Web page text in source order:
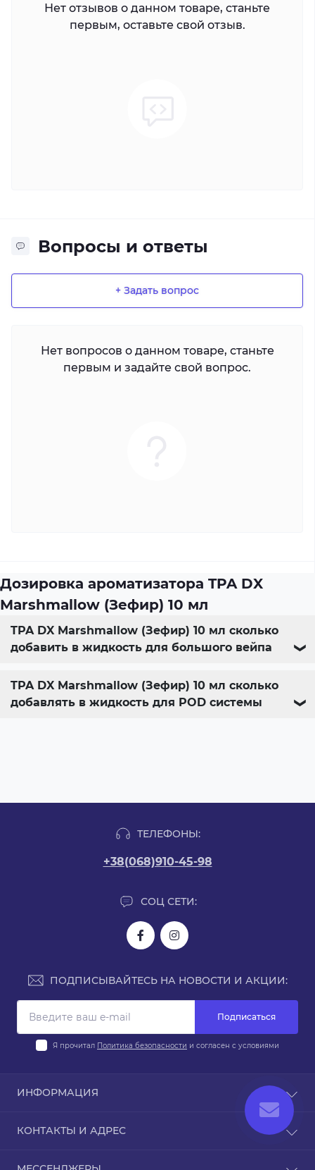
Нет отзывов о данном товаре, станьте
первым, оставьте свой отзыв.
Вопросы и ответы
+ Задать вопрос
Нет вопросов о данном товаре, станьте
первым и задайте свой вопрос.
Дозировка ароматизатора TPA DX
Marshmallow (Зефир) 10 мл
TPA DX Marshmallow (Зефир) 10 мл сколько
добавить в жидкость для большого вейпа
❯
TPA DX Marshmallow (Зефир) 10 мл сколько
добавлять в жидкость для POD системы
❯
ТЕЛЕФОНЫ:
+38(068)910-45-98
СОЦ СЕТИ:
ПОДПИСЫВАЙТЕСЬ НА НОВОСТИ И АКЦИИ:
Подписаться
Я прочитал Политика безопасности и согласен с условиями
ИНФОРМАЦИЯ
Политика безопасности
КОНТАКТЫ И АДРЕС